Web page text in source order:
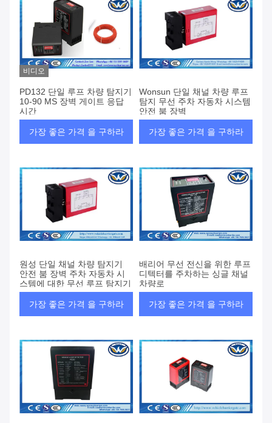
비디오
PD132 단일 루프 차량 탐지기
10-90 MS 장벽 게이트 응답
시간
가장 좋은 가격 을 구하라
Wonsun 단일 채널 차량 루프
탐지 무선 주차 자동차 시스템
안전 붐 장벽
가장 좋은 가격 을 구하라
원성 단일 채널 차량 탐지기
안전 붐 장벽 주차 자동차 시
스템에 대한 무선 루프 탐지기
가장 좋은 가격 을 구하라
배리어 무선 전신을 위한 루프
디텍터를 주차하는 싱글 채널
차량로
가장 좋은 가격 을 구하라